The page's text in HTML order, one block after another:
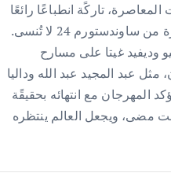
تاركًة انطباعًا رائعًا
24 لا تُنسى.
وديفيد غيتا على مسارح
عبد المجيد عبد الله وداليا
المهرجان مع انتهائه بحقيقًة
مضى، ويجعل العالم ينتظره